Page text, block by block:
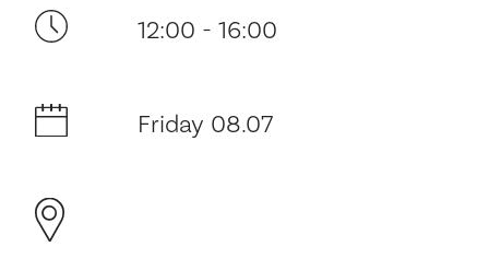
The music in the Cathedral
History and architecture
12:00 - 16:00
Friday 08.07